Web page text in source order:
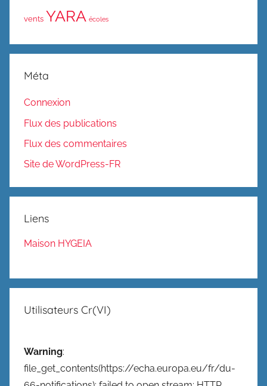
vents YARA écoles
Méta
Connexion
Flux des publications
Flux des commentaires
Site de WordPress-FR
Liens
Maison HYGEIA
Utilisateurs Cr(VI)
Warning:
file_get_contents(https://echa.europa.eu/fr/du-